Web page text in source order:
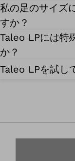
私の足のサイズ
すか？
Taleo LPには特
か？
Taleo LPを試し